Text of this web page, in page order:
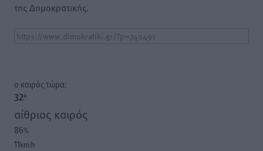
της Δημοκρατικής.
o καιρός τώρα:
32°
αίθριος καιρός
86%
11km/h